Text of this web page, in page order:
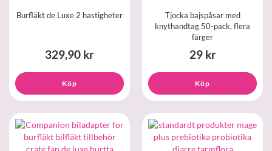
Burfläkt de Luxe 2 hastigheter
329,90 kr
Köp
Tjocka bajspåsar med
knythandtag 50-pack, flera
färger
29 kr
Köp